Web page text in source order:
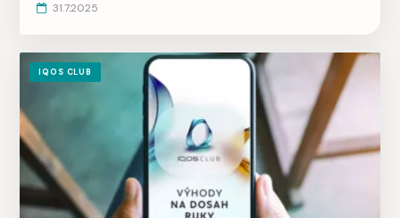
do pusy.
31.7.2025
IQOS CLUB